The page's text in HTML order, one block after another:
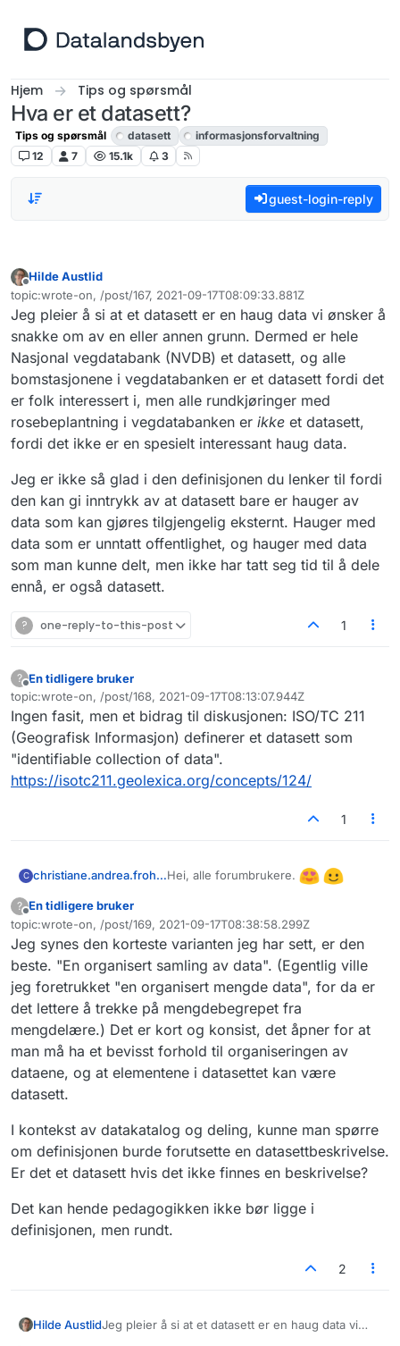
Hjem Tips og spørsmål
Hva er et datasett?
Tips og spørsmål datasett
informasjonsforvaltning
12
7 15.1k 3
guest-login-reply
Frakoblet
Hilde Austlid
topic:wrote-on, /post/167, 2021-09-17T08:09:33.881Z
Sist endret av
Jeg pleier å si at et datasett er en haug data vi ønsker å
snakke om av en eller annen grunn. Dermed er hele
Nasjonal vegdatabank (NVDB) et datasett, og alle
bomstasjonene i vegdatabanken er et datasett fordi det
er folk interessert i, men alle rundkjøringer med
rosebeplantning i vegdatabanken er ikke et datasett,
fordi det ikke er en spesielt interessant haug data.
Jeg er ikke så glad i den definisjonen du lenker til fordi
den kan gi inntrykk av at datasett bare er hauger av
data som kan gjøres tilgjengelig eksternt. Hauger med
data som er unntatt offentlighet, og hauger med data
som man kunne delt, men ikke har tatt seg tid til å dele
ennå, er også datasett.
? one-reply-to-this-post 1
?
Frakoblet
En tidligere bruker
topic:wrote-on, /post/168, 2021-09-17T08:13:07.944Z
Sist endret av
Ingen fasit, men et bidrag til diskusjonen: ISO/TC 211
(Geografisk Informasjon) definerer et datasett som
"identifiable collection of data".
https://isotc211.geolexica.org/concepts/124/
1
C christiane.andrea.frohlichHei, alle forumbrukere.
informasjonsforvaltning, og et
spørsmål jeg ofte får fra andre er hva
et datasett egentlig er. Det eksisterer
ikke en formell definisjon, noe som
kan føre til forvirring hos de
virksomhetene som skal kartlegge og
dokumentere egne datasett. Og det vil
vi jo ikke!
I dag viser Digdir blant annet til denne
beskrivelsen:
https://www.digdir.no/informasjonsfor
valtning/hva-er-et-datasett-og-hvilke-
datasett-skal-beskrives/2199
Hvordan ville dere beskrevet datasett
på en pedagogisk måte? Har dere
forslag til hvordan vi kan forbedre
beskrivelsen og gjøre det enklere å
definere opp datasett. Fyr løs!
?
Frakoblet
En tidligere bruker
topic:wrote-on, /post/169, 2021-09-17T08:38:58.299Z
Sist endret av
Jeg synes den korteste varianten jeg har sett, er den
beste. "En organisert samling av data". (Egentlig ville
jeg foretrukket "en organisert mengde data", for da er
det lettere å trekke på mengdebegrepet fra
mengdelære.) Det er kort og konsist, det åpner for at
man må ha et bevisst forhold til organiseringen av
dataene, og at elementene i datasettet kan være
datasett.
I kontekst av datakatalog og deling, kunne man spørre
om definisjonen burde forutsette en datasettbeskrivelse.
Er det et datasett hvis det ikke finnes en beskrivelse?
Det kan hende pedagogikken ikke bør ligge i
definisjonen, men rundt.
2
Hilde AustlidJeg pleier å si at et datasett er en haug data vi